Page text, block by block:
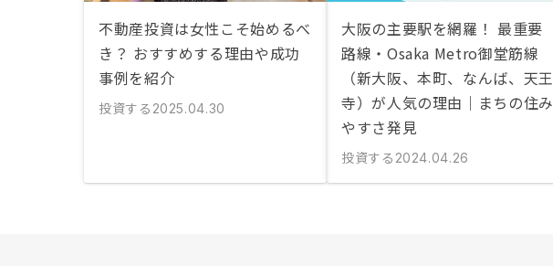
不動産投資は女性こそ始めるべ
き？ おすすめする理由や成功
事例を紹介
投資する 2025.04.30
大阪の主要駅を網羅！ 最重要
路線・Osaka Metro御堂筋線
（新大阪、本町、なんば、天王
寺）が人気の理由｜まちの住み
やすさ発見
投資する 2024.04.26